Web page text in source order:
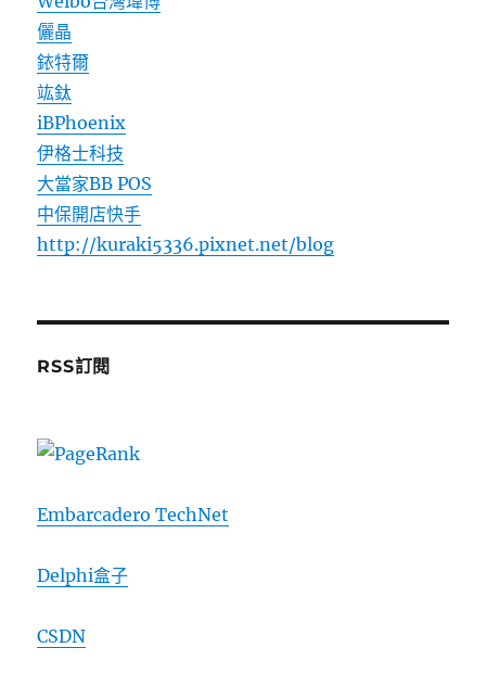
儷晶
銥特爾
竑鈦
iBPhoenix
伊格士科技
大當家BB POS
中保開店快手
http://kuraki5336.pixnet.net/blog
RSS訂閱
Embarcadero TechNet
Delphi盒子
CSDN